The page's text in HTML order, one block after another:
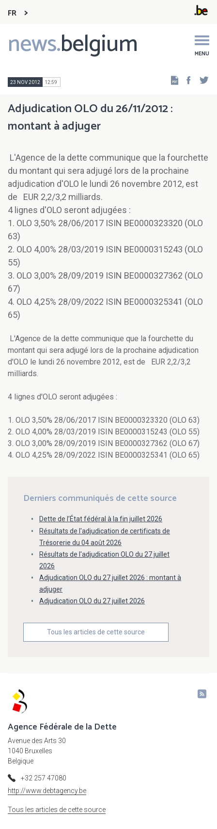
FR
news.belgium MENU
Main
navigation
23 NOV 2012 12:59
Adjudication OLO du 26/11/2012 :
montant à adjuger
L'Agence de la dette communique que la fourchette
du montant qui sera adjugé lors de la prochaine
adjudication d'OLO le lundi 26 novembre 2012, est
de EUR 2,2/3,2 milliards.
4 lignes d'OLO seront adjugées :
1. OLO 3,50% 28/06/2017 ISIN BE0000323320 (OLO
63)
2. OLO 4,00% 28/03/2019 ISIN BE0000315243 (OLO
55)
3. OLO 3,00% 28/09/2019 ISIN BE0000327362 (OLO
67)
4. OLO 4,25% 28/09/2022 ISIN BE0000325341 (OLO
65)
L'Agence de la dette communique que la fourchette du
montant qui sera adjugé lors de la prochaine adjudication
d'OLO le lundi 26 novembre 2012, est de EUR 2,2/3,2
milliards.
4 lignes d'OLO seront adjugées :
1. OLO 3,50% 28/06/2017 ISIN BE0000323320 (OLO 63)
2. OLO 4,00% 28/03/2019 ISIN BE0000315243 (OLO 55)
3. OLO 3,00% 28/09/2019 ISIN BE0000327362 (OLO 67)
4. OLO 4,25% 28/09/2022 ISIN BE0000325341 (OLO 65)
Derniers communiqués de cette source
Dette de l’État fédéral à la fin juillet 2026
Résultats de l'adjudication de certificats de
Trésorerie du 04 août 2026
Résultats de l'adjudication OLO du 27 juillet
2026
Adjudication OLO du 27 juillet 2026 : montant à
adjuger
Adjudication OLO du 27 juillet 2026
Tous les articles de cette source
Agence Fédérale de la Dette
Avenue des Arts 30
1040 Bruxelles
Belgique
+32 257 47080
http://www.debtagency.be
Tous les articles de cette source